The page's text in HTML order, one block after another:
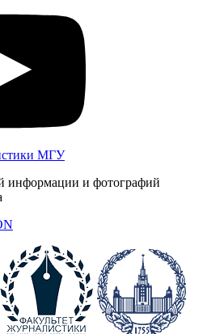
МГУ
информации и фотографий